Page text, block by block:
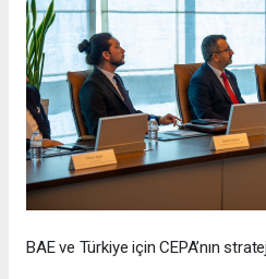
BAE ve Türkiye için CEPA’nın